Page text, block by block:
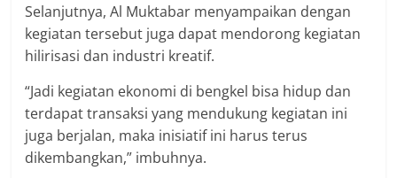
Selanjutnya, Al Muktabar menyampaikan dengan
kegiatan tersebut juga dapat mendorong kegiatan
hilirisasi dan industri kreatif.
“Jadi kegiatan ekonomi di bengkel bisa hidup dan
terdapat transaksi yang mendukung kegiatan ini
juga berjalan, maka inisiatif ini harus terus
dikembangkan,” imbuhnya.